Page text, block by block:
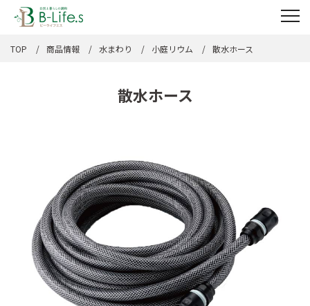
TOP 商品情報 水まわり 小庭リウム 散水ホース
散水ホース